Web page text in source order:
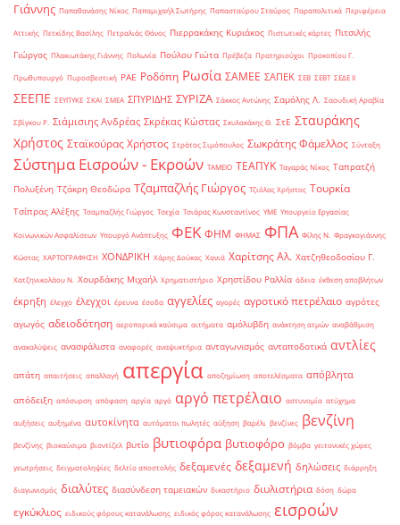
Γιάννης Παπαθανάσης Νίκος Παπαμιχαήλ Σωτήρης Παπασταύρου Σταύρος Παραπολιτικά Περιφέρεια
Αττικής Πετκίδης Βασίλης Πετραλιάς Θάνος Πιερρακάκης Κυριάκος Πιστωτικές κάρτες Πιτσιλής
Γιώργος Πλακιωτάκης Γιάννης Πολωνία Πούλου Γιώτα Πρέβεζα Πρατηριούχοι Προκοπίου Γ.
Πρωθυπουργό Πυροσβεστική ΡΑΕ Ροδόπη Ρωσία ΣΑΜΕΕ ΣΑΠΕΚ ΣΕΒ ΣΕΒΤ ΣΕΔΕ ΙΙ
ΣΕΕΠΕ ΣΕΥΠΥΚΕ ΣΚΑΙ ΣΜΕΑ ΣΠΥΡΙΔΗΣ ΣΥΡΙΖΑ Σάκκος Αντώνης Σαμόλης Λ. Σαουδική Αραβία
Σβίγκου Ρ. Σιάμισιης Ανδρέας Σκρέκας Κώστας Σκυλακάκης Θ. ΣτΕ Σταυράκης
Χρήστος Σταϊκούρας Χρήστος Στράτος Σιμόπουλος Σωκράτης Φάμελλος Σύνταξη
Σύστημα Εισροών - Εκροών ΤΑΜΕΙΟ ΤΕΑΠΥΚ Ταγαράς Νίκος Ταπρατζή
Πολυξένη Τζάκρη Θεοδώρα Τζαμπαζλής Γιώργος Τζιόλας Χρήστος Τουρκία
Τσίπρας Αλέξης Τσαμπαζλής Γιώργος Τσεχία Τσιάρας Κωνσταντίνος ΥΜΕ Υπουργείο Εργασίας
Κοινωνικών Ασφαλίσεων Υπουργό Ανάπτυξης ΦΕΚ ΦΗΜ ΦΗΜΑΣ ΦΠΑ Φίλης Ν. Φραγκογιάννης
Κώστας ΧΑΡΤΟΓΡΑΦΗΣΗ ΧΟΝΔΡΙΚΗ Χάρης Δούκας Χανιά Χαρίτσης Αλ. Χατζηθεοδοσίου Γ.
Χατζηνικολάου Ν. Χουρδάκης Μιχαήλ Χρηματιστήριο Χρηστίδου Ραλλία άδεια έκθεση αποβλήτων
έκρηξη έλεγχο έλεγχοι έρευνα έσοδα αγγελίες αγορές αγροτικό πετρέλαιο αγρότες
αγωγός αδειοδότηση αεροπορικά καύσιμα αιτήματα αμόλυβδη ανάκτηση ατμών αναβάθμιση
ανακαλύψεις ανασφάλιστα αναφορές αναψυκτήρια ανταγωνισμός ανταποδοτικά αντλίες
απάτη απαιτήσεις απαλλαγή απεργία αποζημίωση αποτελέσματα απόβλητα
απόδειξη απόσυρση απόφαση αργία αργό αργό πετρέλαιο αστυνομία ατύχημα
αυξήσεις αυξημένα αυτοκίνητα αυτόματοι πωλητές αύξηση βαρέλι βενζίνες βενζίνη
βενζίνης βιοκαύσιμα βιοντίζελ βυτίο βυτιοφόρα βυτιοφόρο βόμβα γειτονικές χώρες
γεωτρήσεις δειγματοληψίες δελτίο αποστολής δεξαμενές δεξαμενή δηλώσεις διάρρηξη
διαγωνισμός διαλύτες διασύνδεση ταμειακών δικαστήριο διυλιστήρια δόση δώρα
εγκύκλιος ειδικούς φόρους κατανάλωσης ειδικός φόρος κατανάλωσης εισροών